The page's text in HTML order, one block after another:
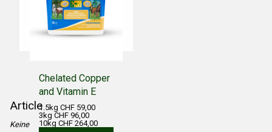
Chelated Copper
and Vitamin E
1.5kg CHF 59,00
3kg CHF 96,00
10kg CHF 264,00
Article
Keine